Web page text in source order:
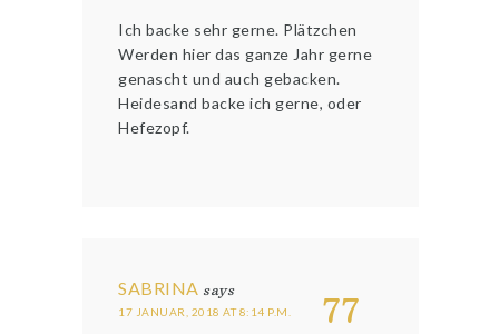
Ich backe sehr gerne. Plätzchen
Werden hier das ganze Jahr gerne
genascht und auch gebacken.
Heidesand backe ich gerne, oder
Hefezopf.
77
SABRINA says
17 JANUAR, 2018 AT 8:14 P.M.